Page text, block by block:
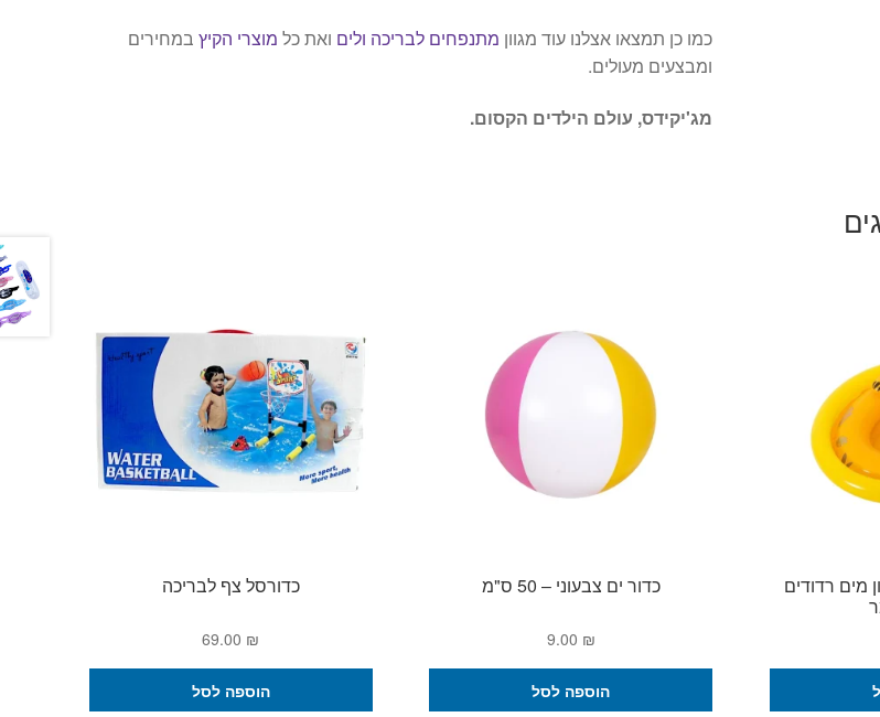
כמו כן תמצאו אצלנו עוד מגוון מתנפחים לבריכה ולים ואת כל מוצרי הקיץבמחירים
ומבצעים מעולים.
מג'יקידס, עולם הילדים הקסום.
מים רדודים
כדור ים צבעוני – 50 ס"מ
9.00 ₪
הוספה לסל
כדורסל צף לבריכה
69.00 ₪
הוספה לסל